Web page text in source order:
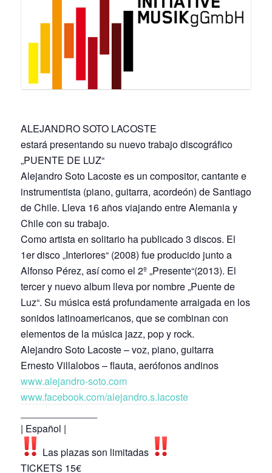
ALEJANDRO SOTO LACOSTE
estará presentando su nuevo trabajo discográfico
„PUENTE DE LUZ“
Alejandro Soto Lacoste es un compositor, cantante e
instrumentista (piano, guitarra, acordeón) de Santiago
de Chile. Lleva 16 años viajando entre Alemania y
Chile con su trabajo.
Como artista en solitario ha publicado 3 discos. El
1er disco „Interiores“ (2008) fue producido junto a
Alfonso Pérez, así como el 2º „Presente“(2013). El
tercer y nuevo album lleva por nombre „Puente de
Luz“. Su música está profundamente arraigada en los
sonidos latinoamericanos, que se combinan con
elementos de la música jazz, pop y rock.
Alejandro Soto Lacoste – voz, piano, guitarra
Ernesto Villalobos – flauta, aerófonos andinos
www.alejandro-soto.com
www.facebook.com/alejandro.s.lacoste
| Español |
Las plazas son limitadas
TICKETS 15€